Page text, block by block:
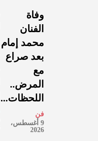
وفاة
الفنان
محمد إمام
بعد صراع
مع
المرض..
اللحظات...
فن
9 أغسطس،
2026